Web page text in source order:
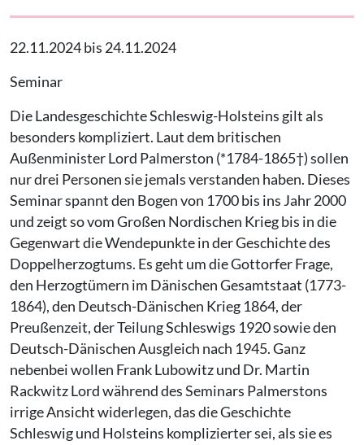
22.11.2024 bis 24.11.2024
Seminar
Die Landesgeschichte Schleswig-Holsteins gilt als
besonders kompliziert. Laut dem britischen
Außenminister Lord Palmerston (*1784-1865†) sollen
nur drei Personen sie jemals verstanden haben. Dieses
Seminar spannt den Bogen von 1700 bis ins Jahr 2000
und zeigt so vom Großen Nordischen Krieg bis in die
Gegenwart die Wendepunkte in der Geschichte des
Doppelherzogtums. Es geht um die Gottorfer Frage,
den Herzogtümern im Dänischen Gesamtstaat (1773-
1864), den Deutsch-Dänischen Krieg 1864, der
Preußenzeit, der Teilung Schleswigs 1920 sowie den
Deutsch-Dänischen Ausgleich nach 1945. Ganz
nebenbei wollen Frank Lubowitz und Dr. Martin
Rackwitz Lord während des Seminars Palmerstons
irrige Ansicht widerlegen, das die Geschichte
Schleswig und Holsteins komplizierter sei, als sie es